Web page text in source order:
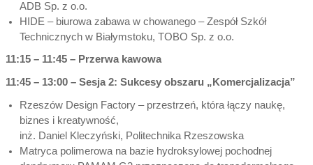
ADB Sp. z o.o.
HIDE – biurowa zabawa w chowanego – Zespół Szkół
Technicznych w Białymstoku, TOBO Sp. z o.o.
11:15 – 11:45 – Przerwa kawowa
11:45 – 13:00 – Sesja 2: Sukcesy obszaru „Komercjalizacja”
Rzeszów Design Factory – przestrzeń, która łączy naukę,
biznes i kreatywność,
inż. Daniel Kleczyński, Politechnika Rzeszowska
Matryca polimerowa na bazie hydroksylowej pochodnej